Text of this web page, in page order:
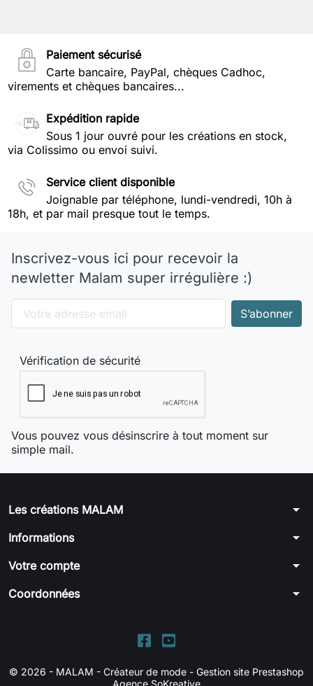
Paiement sécurisé
Carte bancaire, PayPal, chèques Cadhoc,
virements et chèques bancaires...
Expédition rapide
Sous 1 jour ouvré pour les créations en stock,
via Colissimo ou envoi suivi.
Service client disponible
Joignable par téléphone, lundi-vendredi, 10h à
18h, et par mail presque tout le temps.
Inscrivez-vous ici pour recevoir la
newletter Malam super irrégulière :)
Vérification de sécurité
Vous pouvez vous désinscrire à tout moment sur
simple mail.
Les créations MALAM arrow_drop_down
Informations arrow_drop_down
Votre compte arrow_drop_down
Coordonnées arrow_drop_down
© 2026 - MALAM - Créateur de mode - Gestion site Prestashop
Agence SoKreative